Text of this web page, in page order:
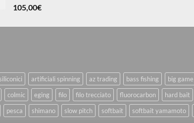
105,00€
artificiali spinning az trading bass fishing big game
colmic eging filo filo trecciato fluorocarbon hard bait
pesca shimano slow pitch softbait softbait yamamoto